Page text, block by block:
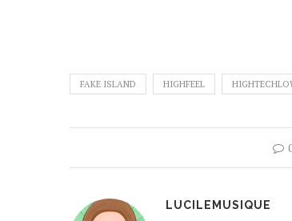
FAKE ISLAND HIGHFEEL
LUCILEMUSIQUE